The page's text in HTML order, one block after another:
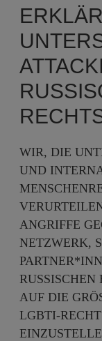
WIR, DIE
UND
ANGRIFFE
NETZWERK,
RUSSISCHEN
AUF DIE
GBTI-